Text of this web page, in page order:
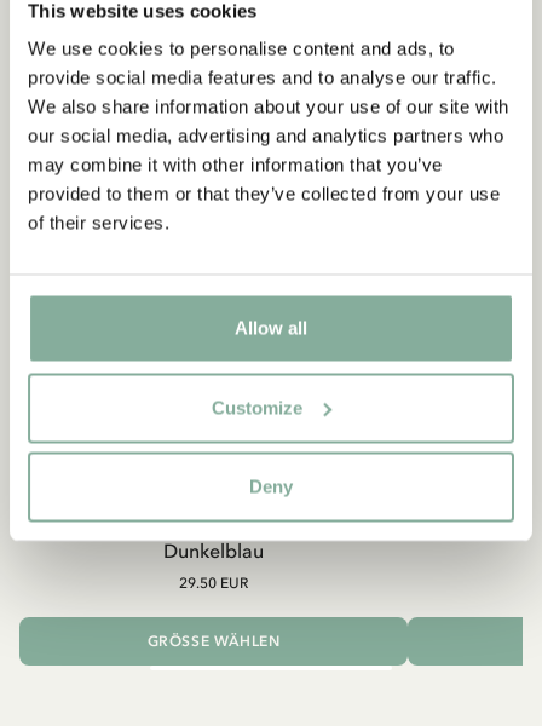
This website uses cookies
We use cookies to personalise content and ads, to
provide social media features and to analyse our traffic.
We also share information about your use of our site with
our social media, advertising and analytics partners who
may combine it with other information that you’ve
provided to them or that they’ve collected from your use
of their services.
Allow all
Customize
Deny
Shirt Pippi Langstrumpf mit Goldkoffer –
Dunkelblau
PIPPI LANGSTRUMPF
29.50 EUR
GRÖSSE WÄHLEN
Newsletter und erhalten Sie 10
% Rabatt!
Werden Sie Abonnent des Astrid Lindgren Store
Newsletters und erhalten Sie exklusive
Angebote sowie spannende Fakten über Astrid
Lindgren. Zusätzlich erhalten Sie 10 % Rabatt auf
Ihren ersten Einkauf!